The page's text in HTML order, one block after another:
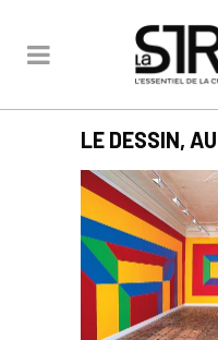
LE DESSIN,